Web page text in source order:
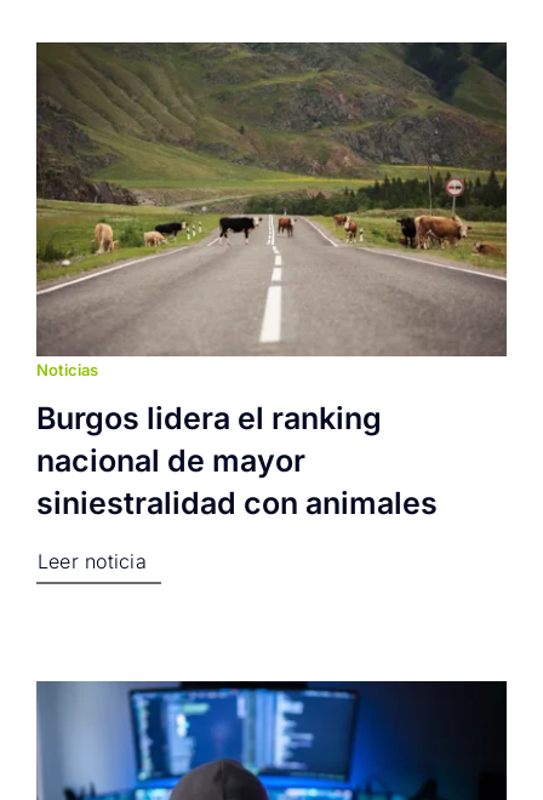
Noticias
Burgos lidera el ranking
nacional de mayor
siniestralidad con animales
Leer noticia